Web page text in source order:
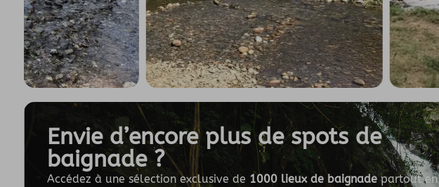
Envie d’encore plus de spots de
baignade ?
Accédez à une sélection exclusive de 1000 lieux de baignadepartout en